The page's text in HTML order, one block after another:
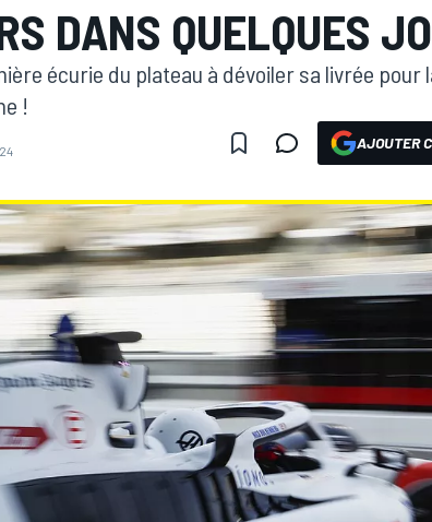
DANS QUELQUES
écurie du plateau à dévoiler sa livrée pour
!
AJOUTER